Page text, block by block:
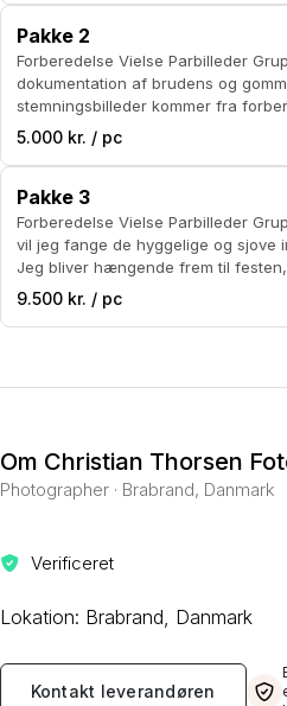
skabe nogle magiske portrætter af jer som nygifte. For gruppebillederne
og venner. Vi vil tage både
fanget. Under receptionen
Pakke 2
Forberedelse Vielse Parbilleder Gruppebilleder 5 timers varighed
dokumentation af brudens og gommens forberedelser. Jeg
stemningsbilleder kommer fra
slipsbinding og sko, sørger jeg for
gutterne, veninderne, forældrene og
5.000 kr. / pc
Pakke 3
Forberedelse Vielse Parbilleder Gruppebilleder
vil jeg fange de hyggelige og sjove
Jeg bliver hængende frem til
bevægelse fra dansegulvet.
9.500 kr. / pc
Om Christian Thorsen
Photographer · Brabrand, Danmark
Verificeret
Lokation: Brabrand, Danmark
Kontakt leverandøren